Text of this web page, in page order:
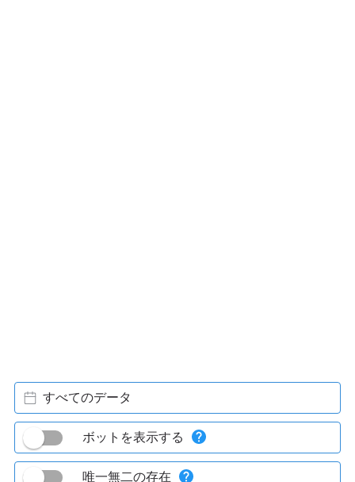
すべてのデータ
ボットを表示する
唯一無二の存在